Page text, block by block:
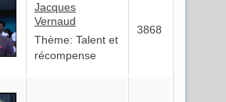
Jacques
Vernaud
Thème: Talent et
récompense
3868